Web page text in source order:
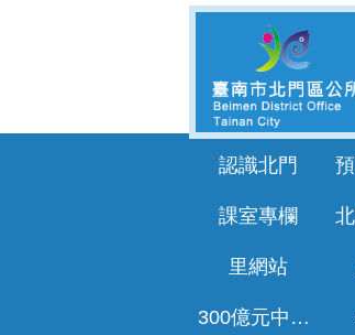
認識北門
課室專欄
里網站
300億元中央擴大租金補貼專區